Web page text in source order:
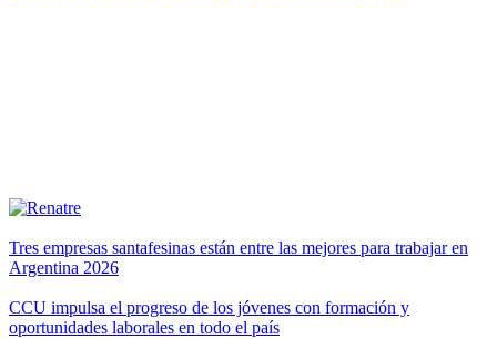
Tres empresas santafesinas están entre las mejores para trabajar en
Argentina 2026
CCU impulsa el progreso de los jóvenes con formación y
oportunidades laborales en todo el país